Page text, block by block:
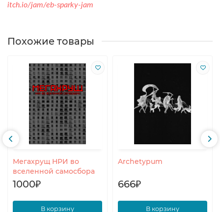
itch.io/jam/eb-sparky-jam
Похожие товары
Мегахрущ НРИ во
вселенной самосбора
1000₽
В корзину
Archetypum
666₽
В корзину